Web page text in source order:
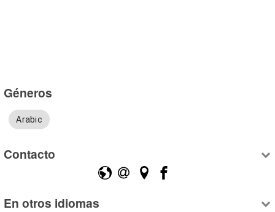
Géneros
Arabic
Contacto
En otros idiomas